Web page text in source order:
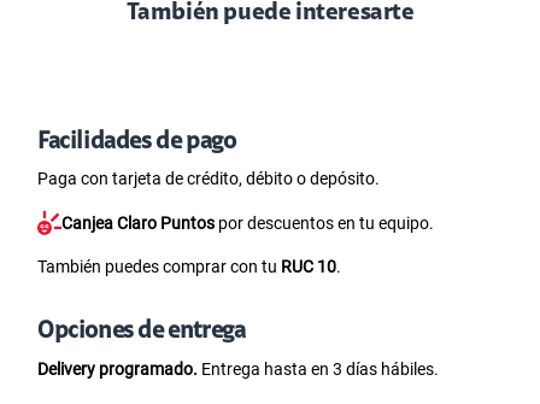
También puede interesarte
Facilidades de pago
Paga con tarjeta de crédito, débito o depósito.
Canjea Claro Puntos por descuentos en tu equipo.
También puedes comprar con tu RUC 10.
Opciones de entrega
Delivery programado. Entrega hasta en 3 días hábiles.